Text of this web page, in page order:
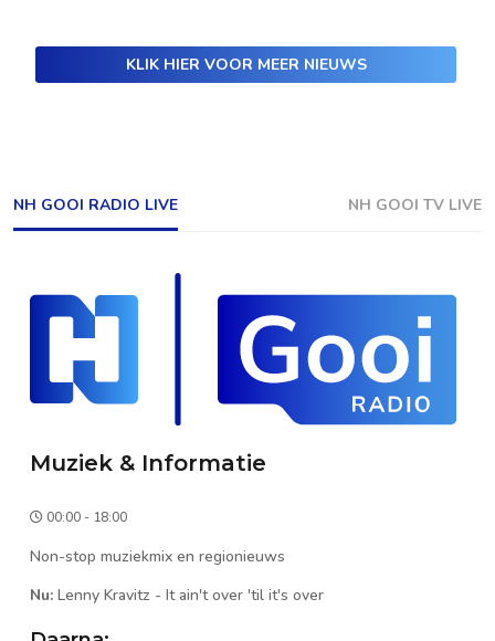
KLIK HIER VOOR MEER NIEUWS
NH GOOI RADIO LIVE NH GOOI TV LIVE
Muziek & Informatie
00:00 - 18:00
Non-stop muziekmix en regionieuws
Nu: Lenny Kravitz - It ain't over 'til it's over